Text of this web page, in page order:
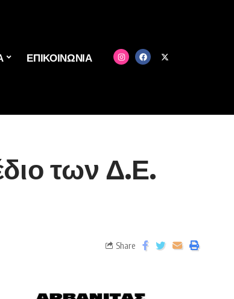
ΕΠΙΚΟΙΝΩΝΙΑ
των Δ.Ε.
Share